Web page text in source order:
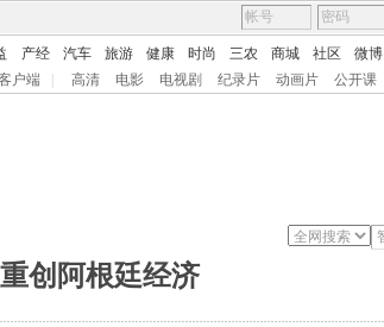
产经 汽车 旅游 健康 时尚 三农 商城 社区 微博
户端 高清 电影 电视剧 纪录片 动画片 公开课
创阿根廷经济